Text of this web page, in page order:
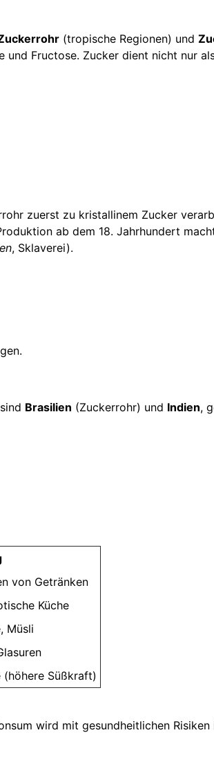
(tropische Regionen) und
und Fructose. Zucker dient nicht nur
zuerst zu kristallinem Zucker
ab dem 18. Jahrhundert
, Sklaverei).
Brasilien (Zuckerrohr) und Indien,
von Getränken
Küche
Müsli
Süßkraft)
wird mit gesundheitlichen